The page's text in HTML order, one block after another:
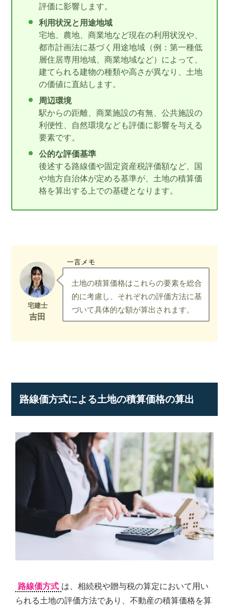
評価に影響します。
利用状況と用途地域
宅地、農地、商業地など現在の利用状況や、
都市計画法に基づく用途地域（例：第一種低
層住居専用地域、商業地域など）によって、
建てられる建物の種類や高さが異なり、土地
の価値に直結します。
周辺環境
駅からの距離、商業施設の有無、公共施設の
利便性、自然環境なども評価に影響を与える
要素です。
公的な評価基準
後述する路線価や固定資産税評価額など、国
や地方自治体が定める基準が、土地の積算価
格を算出する上での基礎となります。
一言メモ
土地の積算価格はこれらの要素を総合
的に考慮し、それぞれの評価方法に基
づいて具体的な額が算出されます。
路線価方式による土地の積算価格の算出
路線価方式 は、相続税や贈与税の算定において用い
られる土地の評価方法であり、不動産の積算価格を算